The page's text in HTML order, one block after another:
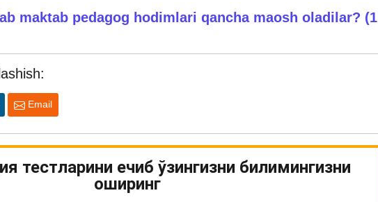
maktab pedagog hodimlari qancha maosh oladilar? (1
Email
тестларини ечиб ўзингизни билимингизни
оширинг